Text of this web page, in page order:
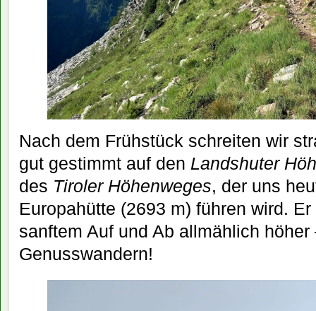
Nach dem Frühstück schreiten wir
gut gestimmt auf den Landshuter
des Tiroler Höhenweges, der uns
Europahütte (2693 m) führen wird.
sanftem Auf und Ab allmählich
Genusswandern!